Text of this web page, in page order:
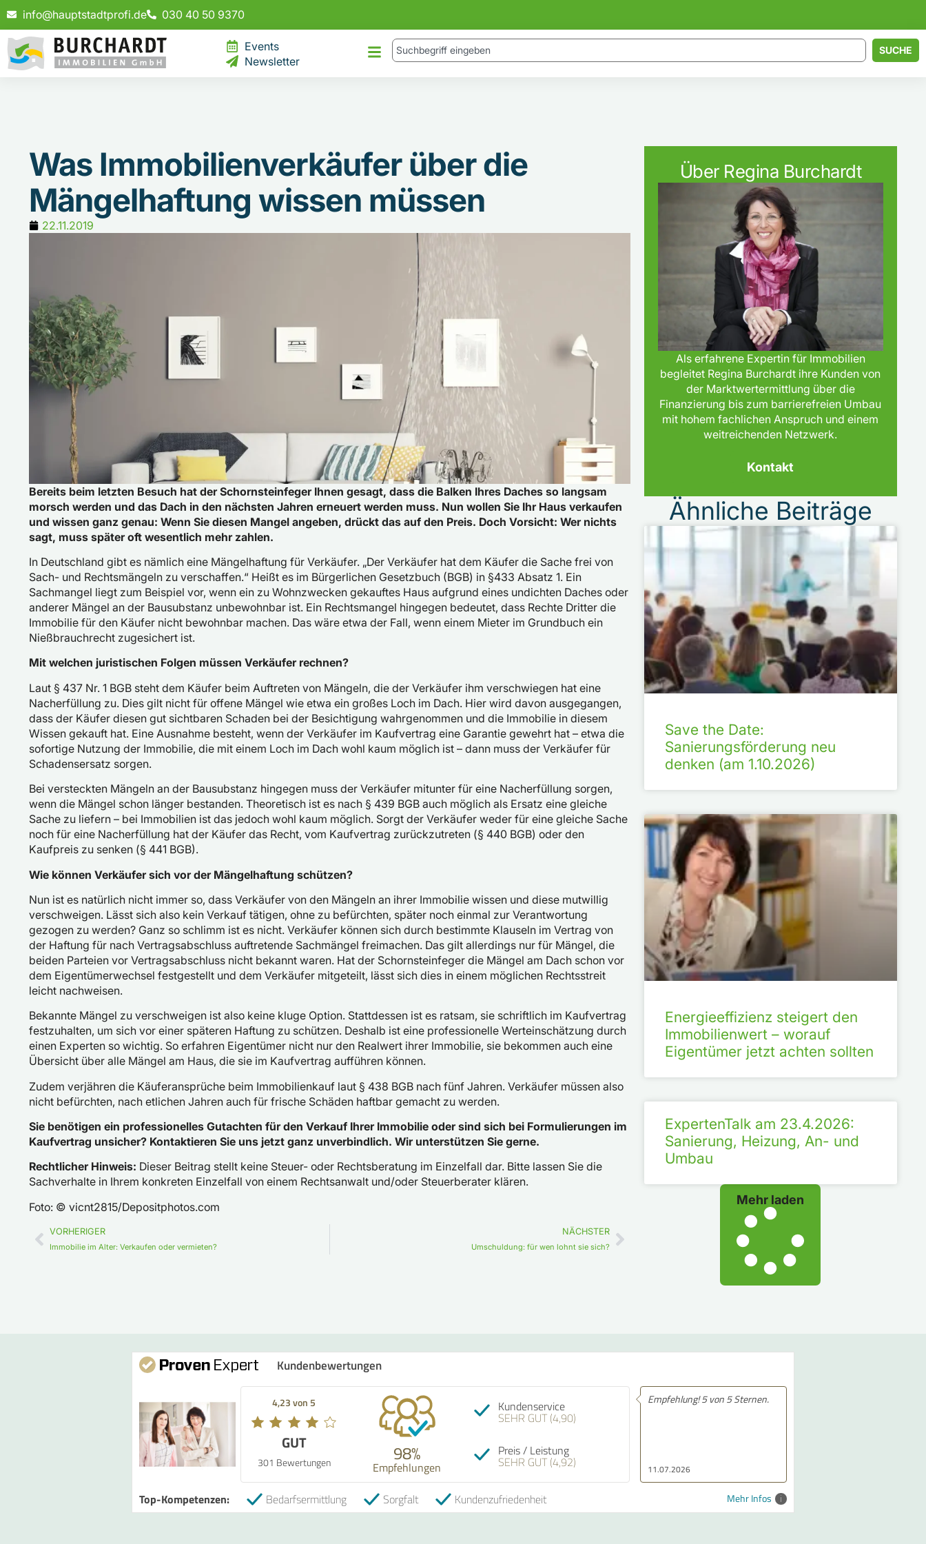
info@hauptstadtprofi.de 030 40 50 9370
Events
Newsletter
SUCHE
Über Regina Burchardt
Als erfahrene Expertin für Immobilien
begleitet Regina Burchardt ihre Kunden von
der Marktwertermittlung über die
Finanzierung bis zum barrierefreien Umbau
mit hohem fachlichen Anspruch und einem
weitreichenden Netzwerk.
Kontakt
Ähnliche Beiträge
Save the Date:
Sanierungsförderung neu
denken (am 1.10.2026)
Energieeffizienz steigert den
Immobilienwert – worauf
Eigentümer jetzt achten sollten
ExpertenTalk am 23.4.2026:
Sanierung, Heizung, An- und
Umbau
Mehr laden
Was Immobilienverkäufer über die
Mängelhaftung wissen müssen
22.11.2019
Bereits beim letzten Besuch hat der Schornsteinfeger Ihnen gesagt, dass die Balken Ihres Daches so langsam
morsch werden und das Dach in den nächsten Jahren erneuert werden muss. Nun wollen Sie Ihr Haus verkaufen
und wissen ganz genau: Wenn Sie diesen Mangel angeben, drückt das auf den Preis. Doch Vorsicht: Wer nichts
sagt, muss später oft wesentlich mehr zahlen.
In Deutschland gibt es nämlich eine Mängelhaftung für Verkäufer. „Der Verkäufer hat dem Käufer die Sache frei von
Sach- und Rechtsmängeln zu verschaffen.“ Heißt es im Bürgerlichen Gesetzbuch (BGB) in §433 Absatz 1. Ein
Sachmangel liegt zum Beispiel vor, wenn ein zu Wohnzwecken gekauftes Haus aufgrund eines undichten Daches oder
anderer Mängel an der Bausubstanz unbewohnbar ist. Ein Rechtsmangel hingegen bedeutet, dass Rechte Dritter die
Immobilie für den Käufer nicht bewohnbar machen. Das wäre etwa der Fall, wenn einem Mieter im Grundbuch ein
Nießbrauchrecht zugesichert ist.
Mit welchen juristischen Folgen müssen Verkäufer rechnen?
Laut § 437 Nr. 1 BGB steht dem Käufer beim Auftreten von Mängeln, die der Verkäufer ihm verschwiegen hat eine
Nacherfüllung zu. Dies gilt nicht für offene Mängel wie etwa ein großes Loch im Dach. Hier wird davon ausgegangen,
dass der Käufer diesen gut sichtbaren Schaden bei der Besichtigung wahrgenommen und die Immobilie in diesem
Wissen gekauft hat. Eine Ausnahme besteht, wenn der Verkäufer im Kaufvertrag eine Garantie gewehrt hat – etwa die
sofortige Nutzung der Immobilie, die mit einem Loch im Dach wohl kaum möglich ist – dann muss der Verkäufer für
Schadensersatz sorgen.
Bei versteckten Mängeln an der Bausubstanz hingegen muss der Verkäufer mitunter für eine Nacherfüllung sorgen,
wenn die Mängel schon länger bestanden. Theoretisch ist es nach § 439 BGB auch möglich als Ersatz eine gleiche
Sache zu liefern – bei Immobilien ist das jedoch wohl kaum möglich. Sorgt der Verkäufer weder für eine gleiche Sache
noch für eine Nacherfüllung hat der Käufer das Recht, vom Kaufvertrag zurückzutreten (§ 440 BGB) oder den
Kaufpreis zu senken (§ 441 BGB).
Wie können Verkäufer sich vor der Mängelhaftung schützen?
Nun ist es natürlich nicht immer so, dass Verkäufer von den Mängeln an ihrer Immobilie wissen und diese mutwillig
verschweigen. Lässt sich also kein Verkauf tätigen, ohne zu befürchten, später noch einmal zur Verantwortung
gezogen zu werden? Ganz so schlimm ist es nicht. Verkäufer können sich durch bestimmte Klauseln im Vertrag von
der Haftung für nach Vertragsabschluss auftretende Sachmängel freimachen. Das gilt allerdings nur für Mängel, die
beiden Parteien vor Vertragsabschluss nicht bekannt waren. Hat der Schornsteinfeger die Mängel am Dach schon vor
dem Eigentümerwechsel festgestellt und dem Verkäufer mitgeteilt, lässt sich dies in einem möglichen Rechtsstreit
leicht nachweisen.
Bekannte Mängel zu verschweigen ist also keine kluge Option. Stattdessen ist es ratsam, sie schriftlich im Kaufvertrag
festzuhalten, um sich vor einer späteren Haftung zu schützen. Deshalb ist eine professionelle Werteinschätzung durch
einen Experten so wichtig. So erfahren Eigentümer nicht nur den Realwert ihrer Immobilie, sie bekommen auch eine
Übersicht über alle Mängel am Haus, die sie im Kaufvertrag aufführen können.
Zudem verjähren die Käuferansprüche beim Immobilienkauf laut § 438 BGB nach fünf Jahren. Verkäufer müssen also
nicht befürchten, nach etlichen Jahren auch für frische Schäden haftbar gemacht zu werden.
Sie benötigen ein professionelles Gutachten für den Verkauf Ihrer Immobilie oder sind sich bei Formulierungen im
Kaufvertrag unsicher? Kontaktieren Sie uns jetzt ganz unverbindlich. Wir unterstützen Sie gerne.
Rechtlicher Hinweis: Dieser Beitrag stellt keine Steuer- oder Rechtsberatung im Einzelfall dar. Bitte lassen Sie die
Sachverhalte in Ihrem konkreten Einzelfall von einem Rechtsanwalt und/oder Steuerberater klären.
Foto: © vicnt2815/Depositphotos.com
VORHERIGER
Immobilie im Alter: Verkaufen oder vermieten?
NÄCHSTER
Umschuldung: für wen lohnt sie sich?
Kundenbewertungen
4,23 von 5
GUT
301 Bewertungen 98%
Empfehlungen
Kundenservice
SEHR GUT (4,90)
Preis / Leistung
SEHR GUT (4,92) 11.07.2026
Empfehlung! 5 von 5 Sternen.
Mehr Infos
Top-Kompetenzen: Bedarfsermittlung Sorgfalt Kundenzufriedenheit